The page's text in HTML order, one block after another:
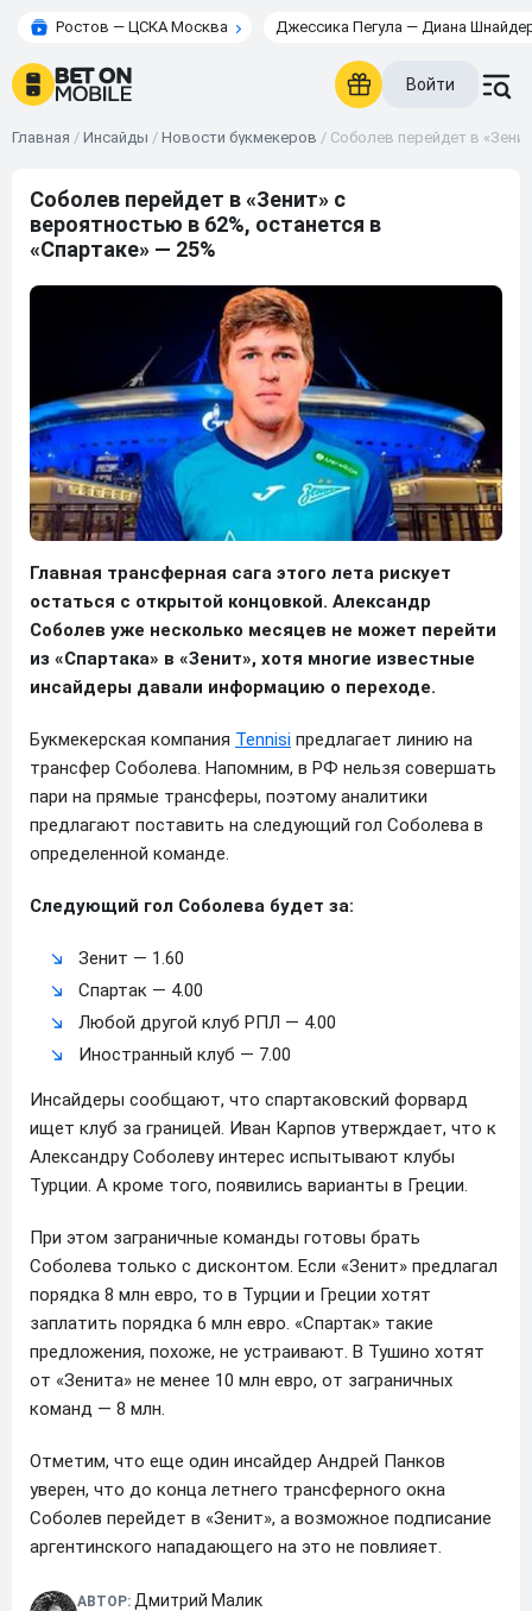
Ростов — ЦСКА Москва Джессика Пегула — Диана
Войти
Главная / Инсайды / Новости букмекеров / Соболев перейдет в
Соболев перейдет в «Зенит» с
вероятностью в 62%, останется в
«Спартаке» — 25%
Главная трансферная сага этого лета рискует
остаться с открытой концовкой. Александр
Соболев уже несколько месяцев не может перейти
из «Спартака» в «Зенит», хотя многие известные
инсайдеры давали информацию о переходе.
Букмекерская компания Tennisi предлагает линию на
трансфер Соболева. Напомним, в РФ нельзя совершать
пари на прямые трансферы, поэтому аналитики
предлагают поставить на следующий гол Соболева в
определенной команде.
Следующий гол Соболева будет за:
Зенит — 1.60
Спартак — 4.00
Любой другой клуб РПЛ — 4.00
Иностранный клуб — 7.00
Инсайдеры сообщают, что спартаковский форвард
ищет клуб за границей. Иван Карпов утверждает, что к
Александру Соболеву интерес испытывают клубы
Турции. А кроме того, появились варианты в Греции.
При этом заграничные команды готовы брать
Соболева только с дисконтом. Если «Зенит» предлагал
порядка 8 млн евро, то в Турции и Греции хотят
заплатить порядка 6 млн евро. «Спартак» такие
предложения, похоже, не устраивают. В Тушино хотят
от «Зенита» не менее 10 млн евро, от заграничных
команд — 8 млн.
Отметим, что еще один инсайдер Андрей Панков
уверен, что до конца летнего трансферного окна
Соболев перейдет в «Зенит», а возможное подписание
аргентинского нападающего на это не повлияет.
АВТОР: Дмитрий Малик